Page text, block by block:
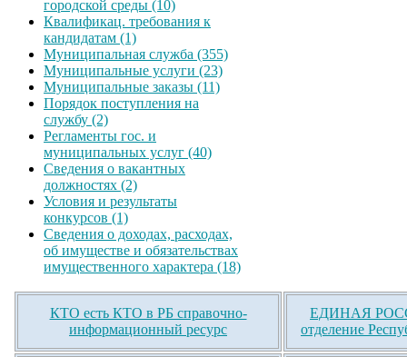
городской среды (10)
Квалификац. требования к
кандидатам (1)
Муниципальная служба (355)
Муниципальные услуги (23)
Муниципальные заказы (11)
Порядок поступления на
службу (2)
Регламенты гос. и
муниципальных услуг (40)
Сведения о вакантных
должностях (2)
Условия и результаты
конкурсов (1)
Сведения о доходах, расходах,
об имуществе и обязательствах
имущественного характера (18)
КТО есть КТО в РБ справочно-
информационный ресурс
ЕДИНАЯ
отделение